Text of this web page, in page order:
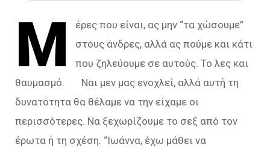
Μ
έρες που είναι, ας μην “τα χώσουμε”
στους άνδρες, αλλά ας πούμε και κάτι
που ζηλεύουμε σε αυτούς. Το λες και
θαυμασμό. Ναι μεν μας ενοχλεί, αλλά αυτή τη
δυνατότητα θα θέλαμε να την είχαμε οι
περισσότερες. Να ξεχωρίζουμε το σεξ από τον
έρωτα ή τη σχέση. “Ιωάννα, έχω μάθει να